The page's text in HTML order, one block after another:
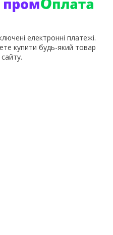
електронні платежі.
купити будь-який товар